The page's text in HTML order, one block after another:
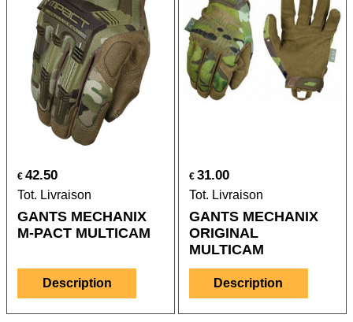
€ 42.50
Tot. Livraison
GANTS MECHANIX
M-PACT MULTICAM
Description
€ 31.00
Tot. Livraison
GANTS MECHANIX
ORIGINAL
MULTICAM
Description